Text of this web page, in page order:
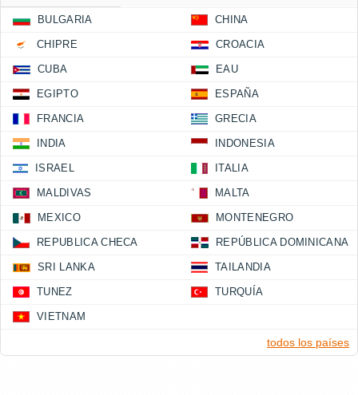
BULGARIA CHINA
CHIPRE CROACIA
CUBA EAU
EGIPTO ESPAÑA
FRANCIA GRECIA
INDIA INDONESIA
ISRAEL ITALIA
MALDIVAS MALTA
MEXICO MONTENEGRO
REPUBLICA CHECA REPÚBLICA DOMINICANA
SRI LANKA TAILANDIA
TUNEZ TURQUÍA
VIETNAM
todos los países